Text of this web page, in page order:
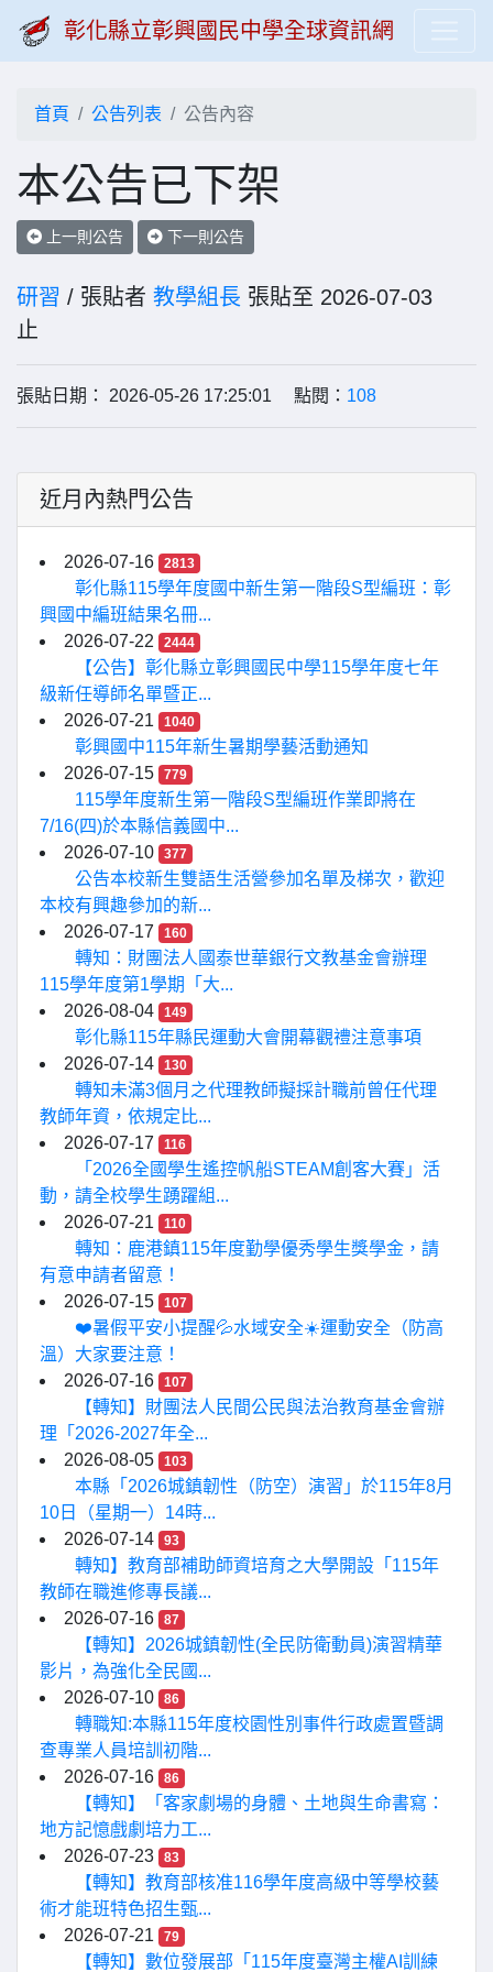
彰化縣立彰興國民中學全球資訊網
首頁 公告列表 公告內容
本公告已下架
上一則公告 下一則公告
研習 / 張貼者 教學組長 張貼至 2026-07-03
止
張貼日期： 2026-05-26 17:25:01 點閱： 108
近月內熱門公告
2026-07-16 2813
彰化縣115學年度國中新生第一階段S型編班：彰
興國中編班結果名冊...
2026-07-22
2444
【公告】彰化縣立彰興國民中學115學年度七年
級新任導師名單暨正...
2026-07-21
1040
彰興國中115年新生暑期學藝活動通知
2026-07-15
779
115學年度新生第一階段S型編班作業即將在
7/16(四)於本縣信義國中...
2026-07-10
377
公告本校新生雙語生活營參加名單及梯次，歡迎
本校有興趣參加的新...
2026-07-17
160
轉知：財團法人國泰世華銀行文教基金會辦理
115學年度第1學期「大...
2026-08-04
149
彰化縣115年縣民運動大會開幕觀禮注意事項
2026-07-14
130
轉知未滿3個月之代理教師擬採計職前曾任代理
教師年資，依規定比...
2026-07-17
116
「2026全國學生遙控帆船STEAM創客大賽」活
動，請全校學生踴躍組...
2026-07-21
110
轉知：鹿港鎮115年度勤學優秀學生獎學金，請
有意申請者留意！
2026-07-15
107
❤️暑假平安小提醒💦水域安全☀️運動安全（防高
溫）大家要注意！
2026-07-16
107
【轉知】財團法人民間公民與法治教育基金會辦
理「2026-2027年全...
2026-08-05
103
本縣「2026城鎮韌性（防空）演習」於115年8月
10日（星期一）14時...
2026-07-14
93
轉知】教育部補助師資培育之大學開設「115年
教師在職進修專長議...
2026-07-16
87
【轉知】2026城鎮韌性(全民防衛動員)演習精華
影片，為強化全民國...
2026-07-10
86
轉職知:本縣115年度校園性別事件行政處置暨調
查專業人員培訓初階...
2026-07-16
86
【轉知】「客家劇場的身體、土地與生命書寫：
地方記憶戲劇培力工...
2026-07-23
83
【轉知】教育部核准116學年度高級中等學校藝
術才能班特色招生甄...
2026-07-21
79
【轉知】數位發展部「115年度臺灣主權AI訓練